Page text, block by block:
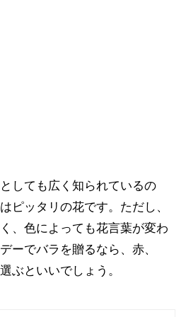
しても広く知られているの
ピッタリの花です。ただし、
、色によっても花言葉が変わ
ーでバラを贈るなら、赤、
ぶといいでしょう。